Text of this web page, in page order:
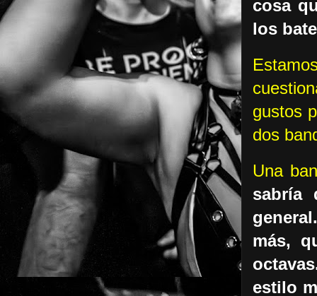
cosa
los
gustos
dos
Una
sabría
más,
estilo